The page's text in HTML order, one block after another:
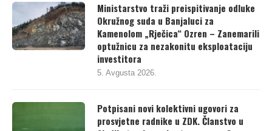
Ministarstvo traži preispitivanje odluke
Okružnog suda u Banjaluci za
Kamenolom „Rječica“ Ozren – Zanemarili
optužnicu za nezakonitu eksploataciju
investitora
5. Avgusta 2026.
Potpisani novi kolektivni ugovori za
prosvjetne radnike u ZDK. Članstvo u